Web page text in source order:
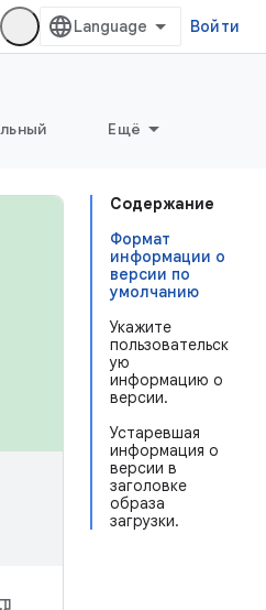
Войти
Ещё
Содержание
Формат
информации о
версии по
умолчанию
Укажите
пользовательск
ую
информацию о
версии.
Устаревшая
информация о
версии в
заголовке
образа
загрузки.